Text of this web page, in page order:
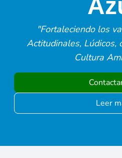
"Fortaleciendo los
Actitudinales, Lúdicos,
Cultura
Leer